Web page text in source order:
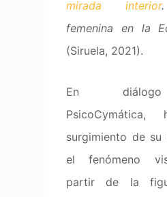
mirada interior
femenina en la
(Siruela, 2021).
En
PsicoCymática,
surgimiento de su
el fenómeno
partir de la